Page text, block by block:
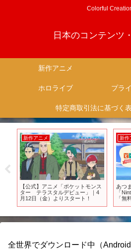
Colorful
日本のコンテンツ
新作アニメ
ホロライブ
新作アニメ
【公式】アニメ「ポケットモンス
ター テラスタルデビュー」｜4
月12日（金）よりスタート！
新作
あつ
「
「無
全世界でダウンロード中（Android